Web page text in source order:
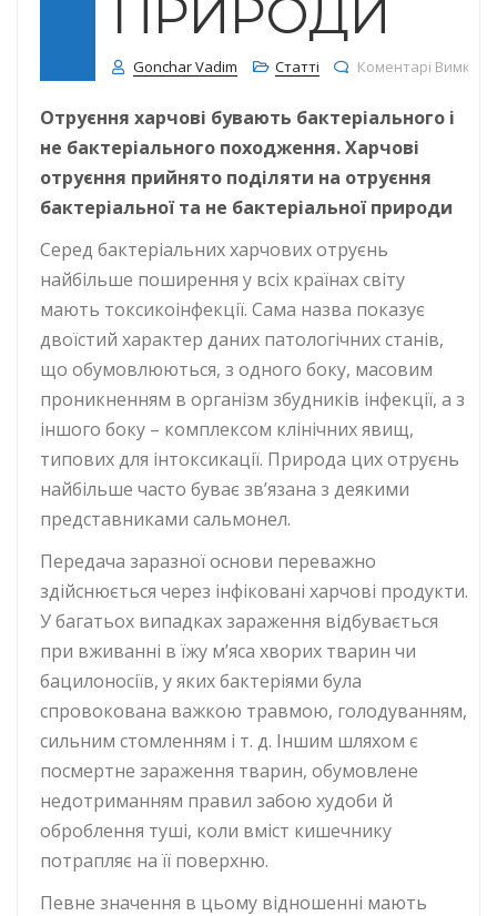
ПРИРОДИ
Gonchar Vadim Статті Коментарі
Отруєння харчові бувають бактеріального і
не бактеріального походження. Харчові
отруєння прийнято поділяти на отруєння
бактеріальної та не бактеріальної природи
Серед бактеріальних харчових отруєнь
найбільше поширення у всіх країнах світу
мають токсикоінфекції. Сама назва показує
двоїстий характер даних патологічних станів,
що обумовлюються, з одного боку, масовим
проникненням в організм збудників інфекції, а з
іншого боку – комплексом клінічних явищ,
типових для інтоксикації. Природа цих отруєнь
найбільше часто буває зв’язана з деякими
представниками сальмонел.
Передача заразної основи переважно
здійснюється через інфіковані харчові продукти.
У багатьох випадках зараження відбувається
при вживанні в їжу м’яса хворих тварин чи
бацилоносіїв, у яких бактеріями була
спровокована важкою травмою, голодуванням,
сильним стомленням і т. д. Іншим шляхом є
посмертне зараження тварин, обумовлене
недотриманням правил забою худоби й
оброблення туші, коли вміст кишечнику
потрапляє на її поверхню.
Певне значення в цьому відношенні мають